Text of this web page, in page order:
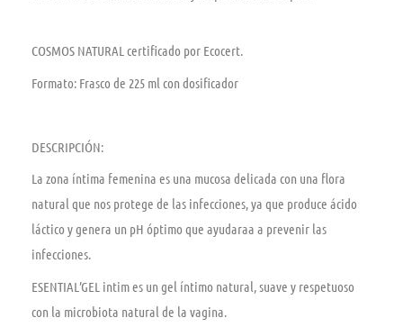
COSMOS NATURAL certificado por Ecocert.
Formato: Frasco de 225 ml con dosificador
DESCRIPCIÓN:
La zona íntima femenina es una mucosa delicada con una flora
natural que nos protege de las infecciones, ya que produce ácido
láctico y genera un pH óptimo que ayudaraa a prevenir las
infecciones.
ESENTIAL’GEL intim es un gel íntimo natural, suave y respetuoso
con la microbiota natural de la vagina.